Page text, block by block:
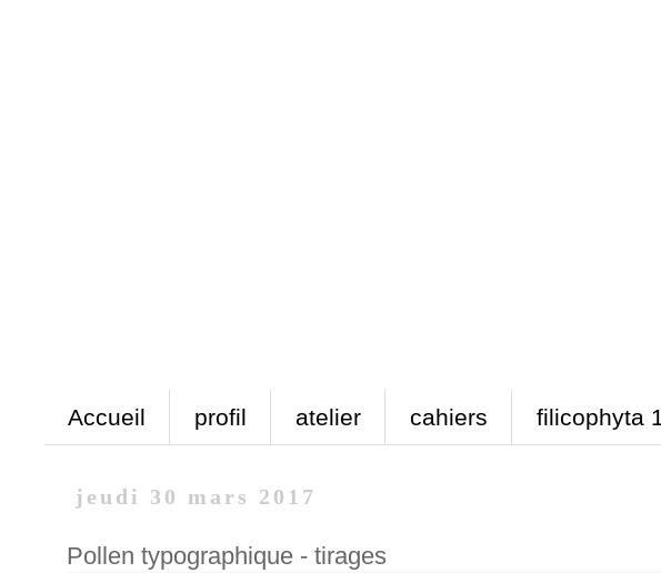
Accueil profil atelier cahiers filicophyta 1
jeudi 30 mars 2017
Pollen typographique - tirages